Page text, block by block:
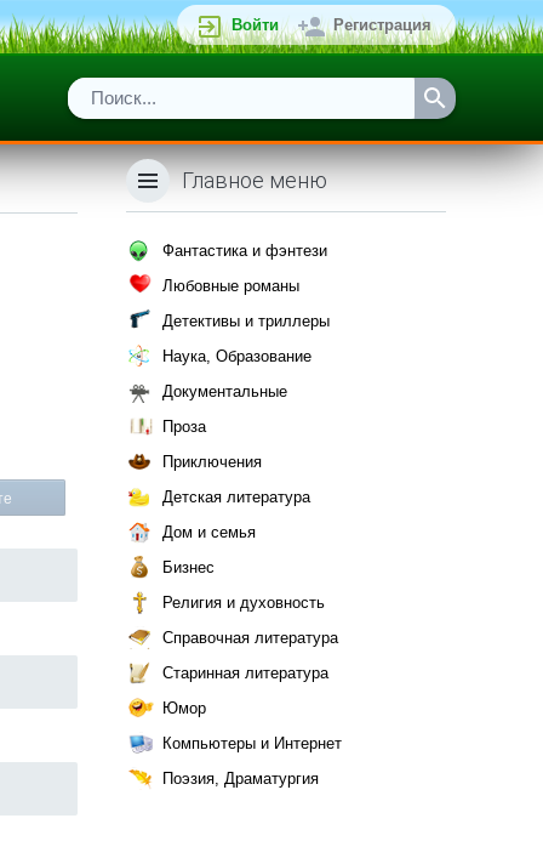
Войти Регистрация
Главное меню
Фантастика и фэнтези
Любовные романы
Детективы и триллеры
Наука, Образование
Документальные
Проза
Приключения
Детская литература
Дом и семья
Бизнес
Религия и духовность
Справочная литература
Старинная литература
Юмор
Компьютеры и Интернет
Поэзия, Драматургия